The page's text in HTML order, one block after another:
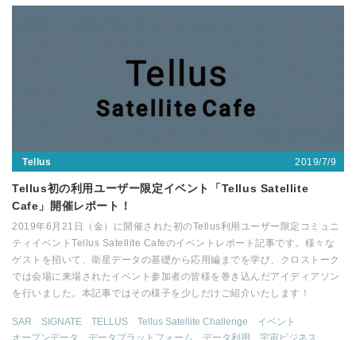
Tellus 2019/7/9
Tellus初の利用ユーザー限定イベント「Tellus Satellite
Cafe」開催レポート！
2019年6月21日（金）に開催された初のTellus利用ユーザー限定コミュニ
ティイベントTellus Satellite Cafeのイベントレポート記事です。様々な
ゲストを招いて、衛星データの基礎から応用編までを学び、クロストーク
では会場に来場されたイベント参加者の皆様を巻き込んだアイディアソン
を行いました。本記事ではその様子を少しだけご紹介いたします！
SAR SIGNATE TELLUS Tellus Satellite Challenge
イベント
オープンデータ
データプラットフォーム データ利用
宇宙ビジネス